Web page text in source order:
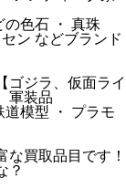
色石 ・ 真珠
ン などブランド
ゴジラ、仮面ライ
軍装品
道模型 ・ プラモ
買取品目です！
？